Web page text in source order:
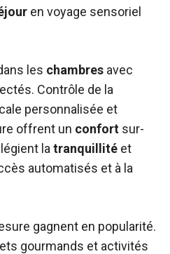
en voyage sensoriel
les chambres avec
Contrôle de la
personnalisée et
offrent un confort sur-
la tranquillité et
automatisés et à la
gagnent en popularité.
gourmands et activités